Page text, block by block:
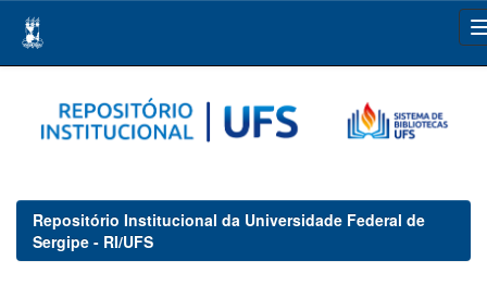
navigation
Repositório Institucional da Universidade Federal de
Sergipe - RI/UFS